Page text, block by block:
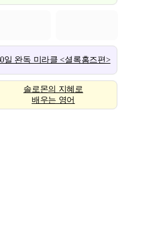
일 완독 미라클 <셜록홈즈편>
솔로몬의 지혜로
배우는 영어